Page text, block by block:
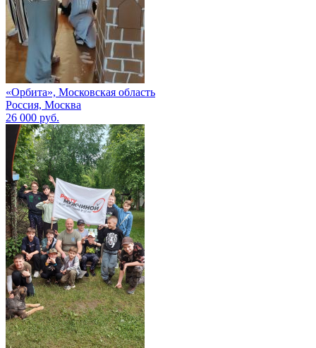
«Орбита», Московская область
Россия, Москва
26 000 руб.